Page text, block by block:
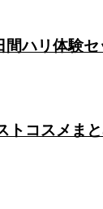
ハリ体験
コスメまと